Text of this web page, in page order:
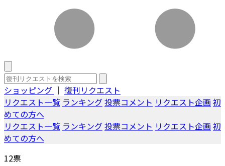
ショッピング ｜ 復刊リクエスト
リクエスト一覧 ランキング投票コメント リクエスト企画 初
めての方へ
リクエスト一覧 ランキング投票コメント リクエスト企画 初
めての方へ
12票